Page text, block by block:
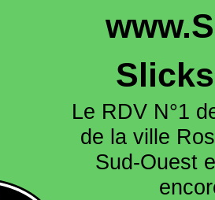
Le RDV N°1
de la ville
Sud-Ouest